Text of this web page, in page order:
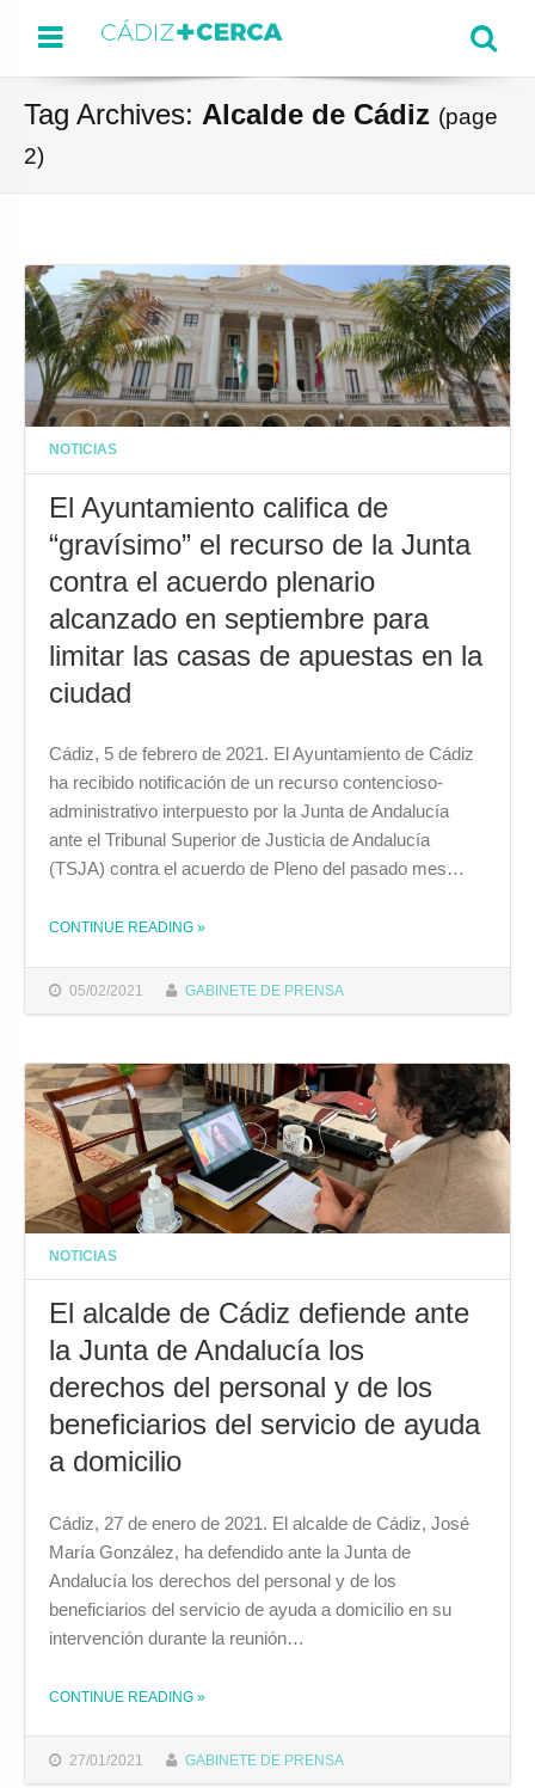
Menu
Tag Archives: Alcalde de Cádiz (page
2)
NOTICIAS
El Ayuntamiento califica de
“gravísimo” el recurso de la Junta
contra el acuerdo plenario
alcanzado en septiembre para
limitar las casas de apuestas en la
ciudad
05/02/2021 GABINETE DE PRENSA
Cádiz, 5 de febrero de 2021. El Ayuntamiento de Cádiz
ha recibido notificación de un recurso contencioso-
administrativo interpuesto por la Junta de Andalucía
ante el Tribunal Superior de Justicia de Andalucía
(TSJA) contra el acuerdo de Pleno del pasado mes…
CONTINUE READING »
NOTICIAS
El alcalde de Cádiz defiende ante
la Junta de Andalucía los
derechos del personal y de los
beneficiarios del servicio de ayuda
a domicilio
27/01/2021 GABINETE DE PRENSA
Cádiz, 27 de enero de 2021. El alcalde de Cádiz, José
María González, ha defendido ante la Junta de
Andalucía los derechos del personal y de los
beneficiarios del servicio de ayuda a domicilio en su
intervención durante la reunión…
CONTINUE READING »